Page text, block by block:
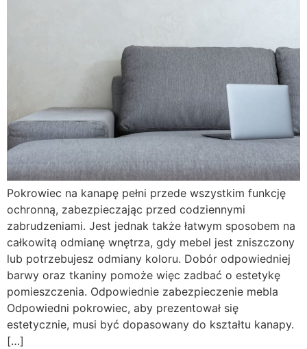
Pokrowiec na kanapę pełni przede wszystkim funkcję
ochronną, zabezpieczając przed codziennymi
zabrudzeniami. Jest jednak także łatwym sposobem na
całkowitą odmianę wnętrza, gdy mebel jest zniszczony
lub potrzebujesz odmiany koloru. Dobór odpowiedniej
barwy oraz tkaniny pomoże więc zadbać o estetykę
pomieszczenia. Odpowiednie zabezpieczenie mebla
Odpowiedni pokrowiec, aby prezentował się
estetycznie, musi być dopasowany do kształtu kanapy.
[…]